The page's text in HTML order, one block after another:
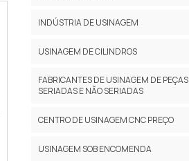
INDÚSTRIA DE USINAGEM
USINAGEM DE CILINDROS
FABRICANTES DE USINAGEM DE PEÇAS
SERIADAS E NÃO SERIADAS
CENTRO DE USINAGEM CNC PREÇO
USINAGEM SOB ENCOMENDA